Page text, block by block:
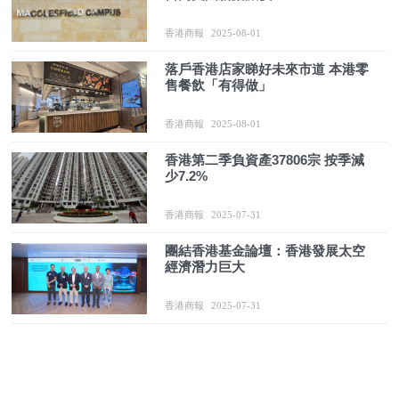
香港商報 2025-08-01
落戶香港店家睇好未來市道 本港零
售餐飲「有得做」
香港商報 2025-08-01
香港第二季負資產37806宗 按季減
少7.2%
香港商報 2025-07-31
團結香港基金論壇：香港發展太空
經濟潛力巨大
香港商報 2025-07-31